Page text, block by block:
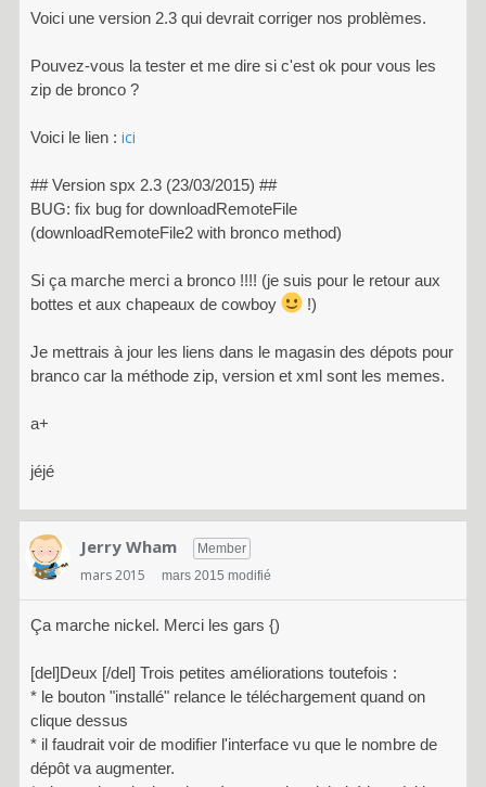
Voici une version 2.3 qui devrait corriger nos problèmes.
Pouvez-vous la tester et me dire si c'est ok pour vous les
zip de bronco ?
Voici le lien : ici
## Version spx 2.3 (23/03/2015) ##
BUG: fix bug for downloadRemoteFile
(downloadRemoteFile2 with bronco method)
Si ça marche merci a bronco !!!! (je suis pour le retour aux
bottes et aux chapeaux de cowboy
!)
Je mettrais à jour les liens dans le magasin des dépots pour
branco car la méthode zip, version et xml sont les memes.
a+
jéjé
Jerry Wham Member
mars 2015 mars 2015 modifié
Ça marche nickel. Merci les gars {)
[del]Deux [/del] Trois petites améliorations toutefois :
* le bouton "installé" relance le téléchargement quand on
clique dessus
* il faudrait voir de modifier l'interface vu que le nombre de
dépôt va augmenter.